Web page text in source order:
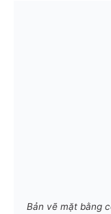
Bản vẽ mặt bằng